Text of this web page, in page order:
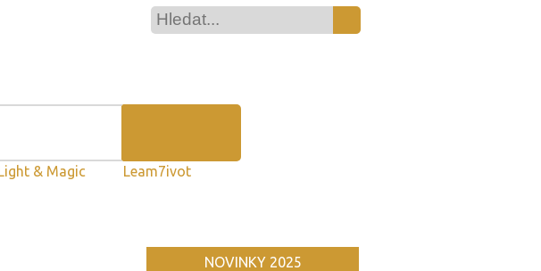
& Magic
Leam7ivot
NOVINKY 2025